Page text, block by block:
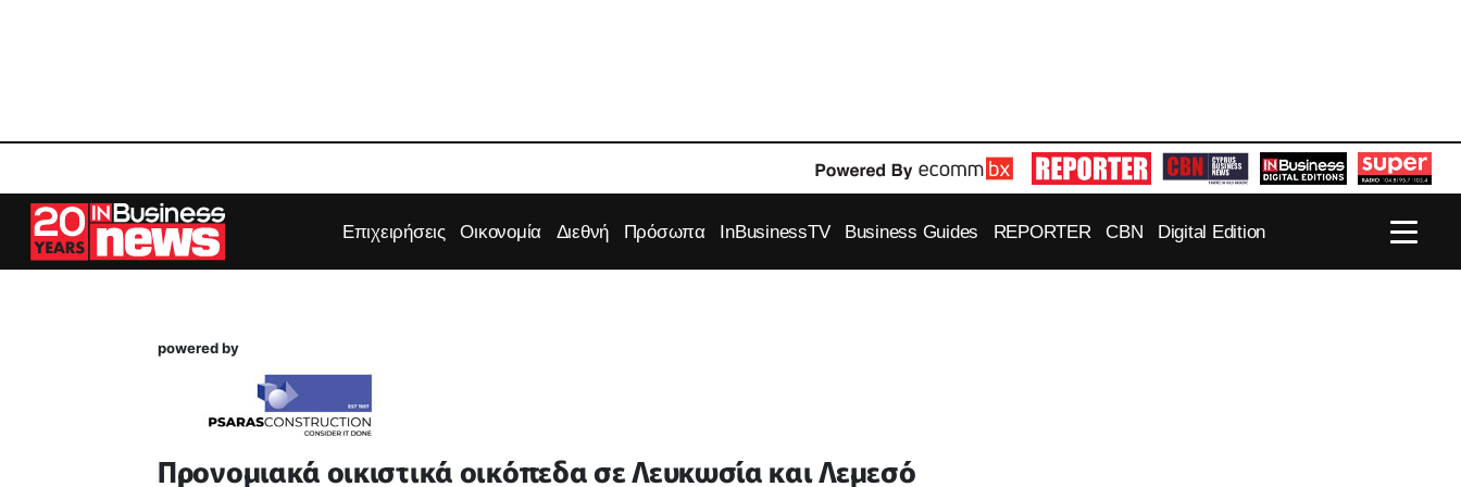
Επιχειρήσεις Οικονομία Διεθνή Πρόσωπα InBusinessTV Business Guides REPORTER CBN Digital Edition
powered by
Προνομιακά οικιστικά οικόπεδα σε Λευκωσία και Λεμεσό